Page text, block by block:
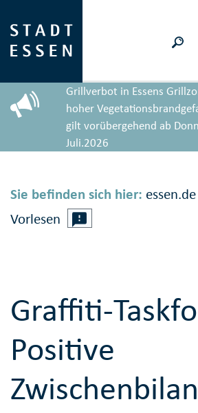
Grillverbot in Essens
hoher
gilt vorübergehend ab
Juli.2026
Sie befinden sich hier: essen.de
Vorlesen
Graffiti-
Positive